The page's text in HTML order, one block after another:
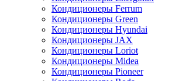
Кондиционеры Ferrum
Кондиционеры Green
Кондиционеры Hyundai
Кондиционеры JAX
Кондиционеры Loriot
Кондиционеры Midea
Кондиционеры Pioneer